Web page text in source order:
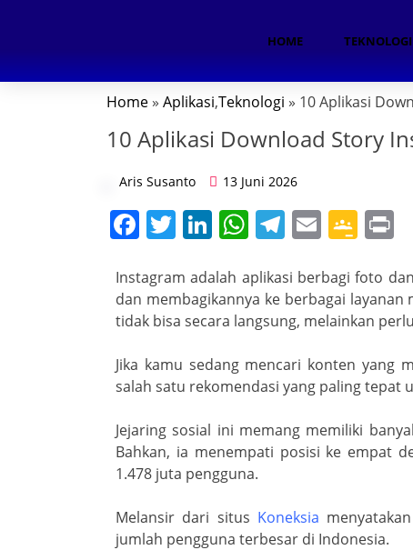
HOME TEKNOLOGI
Home » Aplikasi,Teknologi » 10 Aplikasi
10 Aplikasi Download Story
Aris Susanto 13 Juni 2026
F
c
e
o
o
k
T
itt
er
Li
k
e
n
W
at
s
A
p
p
T
e
gr
a
m
E
ai
l
G
o
gl
Cl
a
ss
ro
m
t
Instagram adalah aplikasi berbagi foto
dan membagikannya ke berbagai
tidak bisa secara langsung, melainkan
Jika kamu sedang mencari konten yang
salah satu rekomendasi yang paling tepat
Jejaring sosial ini memang memiliki
Bahkan, ia menempati posisi ke empat
1.478 juta pengguna.
Melansir dari situs Koneksia
jumlah pengguna terbesar di Indonesia.